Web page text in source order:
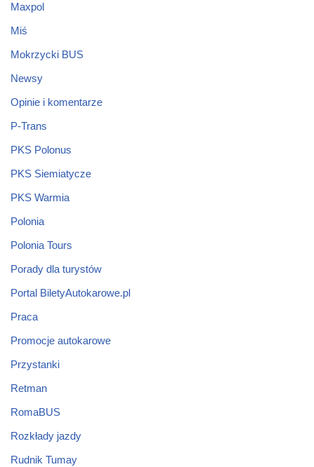
Maxpol
Miś
Mokrzycki BUS
Newsy
Opinie i komentarze
P-Trans
PKS Polonus
PKS Siemiatycze
PKS Warmia
Polonia
Polonia Tours
Porady dla turystów
Portal BiletyAutokarowe.pl
Praca
Promocje autokarowe
Przystanki
Retman
RomaBUS
Rozkłady jazdy
Rudnik Tumay